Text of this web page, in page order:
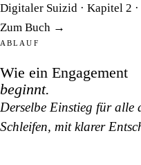
Digitaler Suizid · Kapitel 2 ·
Zum Buch →
ABLAUF
Wie ein Engagement
beginnt.
Derselbe Einstieg für alle
Schleifen, mit klarer